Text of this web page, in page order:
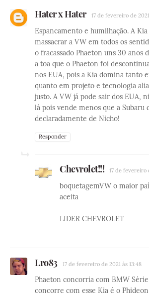
Hater x Hater 17 de fevereiro de 2021
Espancamento e humilhação. A
massacrar a VW em todos os
o fracassado Phaeton uns 30 anos
a toa que o Phaeton foi
nos EUA, pois a Kia domina tanto
quanto em projeto e tecnologia
justo. A VW já pode sair dos EUA,
lá pois vende menos que a Subaru
declaradamente de Nicho!
Responder
Chevrolet!!! 17 de fevereiro
boquetagemVW o maior
aceita
LIDER CHEVROLET
Lro83 17 de fevereiro de 2021 às 13:48
Phaeton concorria com BMW Série
concorre com esse Kia é o